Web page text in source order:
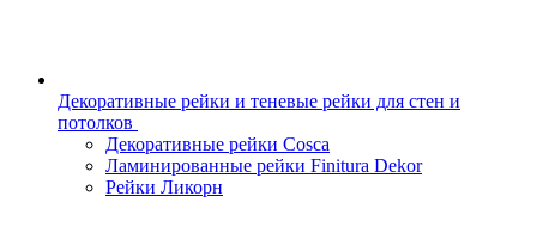
Декоративные рейки и теневые рейки для стен и
потолков
Декоративные рейки Cosca
Ламинированные рейки Finitura Dekor
Рейки Ликорн